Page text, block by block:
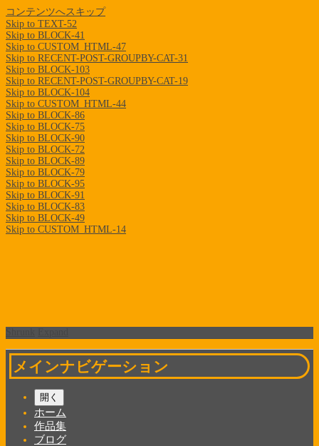
コンテンツへスキップ
Skip to TEXT-52
Skip to BLOCK-41
Skip to CUSTOM_HTML-47
Skip to RECENT-POST-GROUPBY-CAT-31
Skip to BLOCK-103
Skip to RECENT-POST-GROUPBY-CAT-19
Skip to BLOCK-104
Skip to CUSTOM_HTML-44
Skip to BLOCK-86
Skip to BLOCK-75
Skip to BLOCK-90
Skip to BLOCK-72
Skip to BLOCK-89
Skip to BLOCK-79
Skip to BLOCK-95
Skip to BLOCK-91
Skip to BLOCK-83
Skip to BLOCK-49
Skip to CUSTOM_HTML-14
メインナビゲーション
開く
ホーム
作品集
ブログ